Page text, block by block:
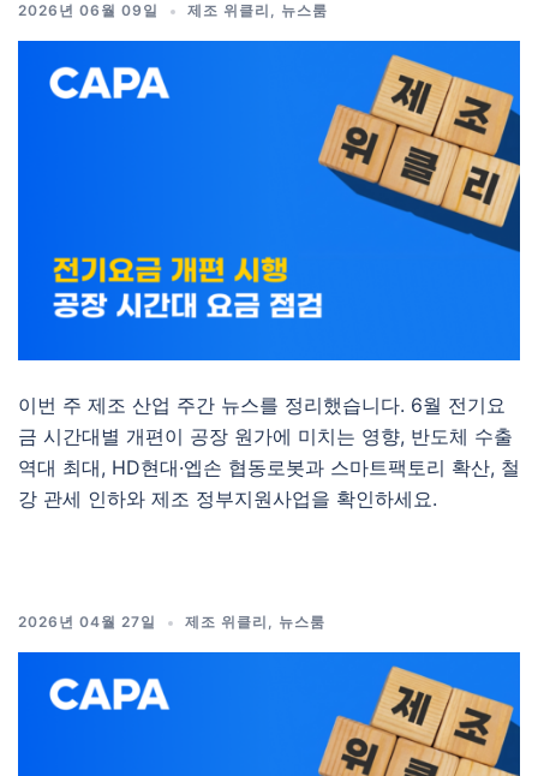
2026년 06월 09일 제조 위클리 , 뉴스룸
이번 주 제조 산업 주간 뉴스를 정리했습니다. 6월 전기요
금 시간대별 개편이 공장 원가에 미치는 영향, 반도체 수출
역대 최대, HD현대·엡손 협동로봇과 스마트팩토리 확산, 철
강 관세 인하와 제조 정부지원사업을 확인하세요.
2026년 04월 27일 제조 위클리 뉴스룸